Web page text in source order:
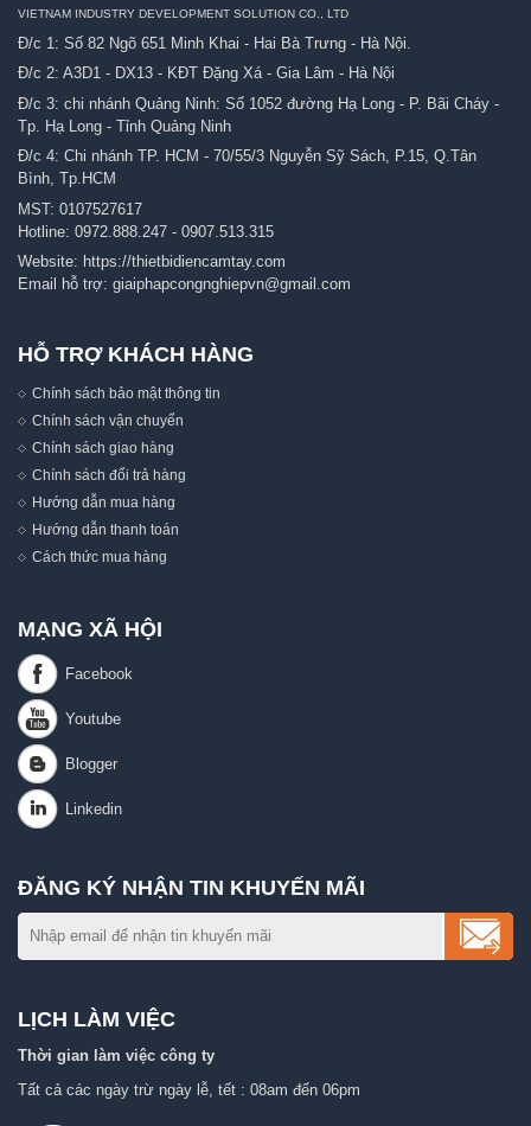
VIETNAM INDUSTRY DEVELOPMENT SOLUTION CO., LTD
Đ/c 1: Số 82 Ngõ 651 Minh Khai - Hai Bà Trưng - Hà Nội.
Đ/c 2: A3D1 - DX13 - KĐT Đặng Xá - Gia Lâm - Hà Nội
Đ/c 3: chi nhánh Quảng Ninh: Số 1052 đường Hạ Long - P. Bãi Cháy -
Tp. Hạ Long - Tỉnh Quảng Ninh
Đ/c 4: Chi nhánh TP. HCM - 70/55/3 Nguyễn Sỹ Sách, P.15, Q.Tân
Bình, Tp.HCM
MST: 0107527617
Hotline: 0972.888.247 - 0907.513.315
Website: https://thietbidiencamtay.com
Email hỗ trợ: giaiphapcongnghiepvn@gmail.com
HỖ TRỢ KHÁCH HÀNG
Chính sách bảo mật thông tin
Chính sách vận chuyển
Chính sách giao hàng
Chính sách đổi trả hàng
Hướng dẫn mua hàng
Hướng dẫn thanh toán
Cách thức mua hàng
MẠNG XÃ HỘI
ĐĂNG KÝ NHẬN TIN KHUYẾN MÃI
LỊCH LÀM VIỆC
Thời gian làm việc công ty
Tất cả các ngày trừ ngày lễ, tết : 08am đến 06pm